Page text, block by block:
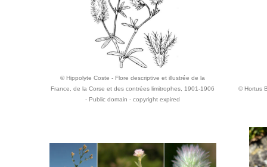
© Hippolyte Coste - Flore descriptive et illustrée de la
France, de la Corse et des contrées limitrophes, 1901-1906
- Public domain - copyright expired
© Hortus